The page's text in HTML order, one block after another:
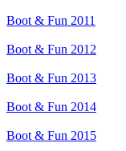
Boot & Fun 2011
Boot & Fun 2012
Boot & Fun 2013
Boot & Fun 2014
Boot & Fun 2015